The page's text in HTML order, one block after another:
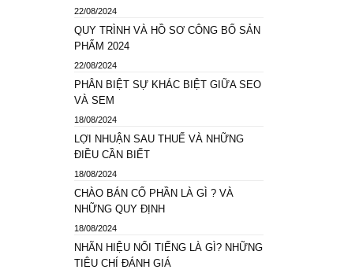
22/08/2024
QUY TRÌNH VÀ HỒ SƠ CÔNG BỐ SẢN
PHẨM 2024
22/08/2024
PHÂN BIỆT SỰ KHÁC BIỆT GIỮA SEO
VÀ SEM
18/08/2024
LỢI NHUẬN SAU THUẾ VÀ NHỮNG
ĐIỀU CẦN BIẾT
18/08/2024
CHÀO BÁN CỔ PHẦN LÀ GÌ ? VÀ
NHỮNG QUY ĐỊNH
18/08/2024
NHÃN HIỆU NỔI TIẾNG LÀ GÌ? NHỮNG
TIÊU CHÍ ĐÁNH GIÁ